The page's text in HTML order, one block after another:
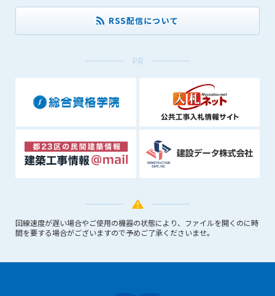
RSS配信について
PR
回線速度が遅い場合やご使用の機器の状態により、ファイルを開くのに時
間を要する場合がございますので予めご了承くださいませ。
廃止を含み)し、本サービスの運営を中止または廃止することが
できるものとします。これに起因する会員または他の第三者が
会員の氏名、住所、性別、年齢、メールアドレスその他本サー
ビスの提供に関連して管理者が知り得た会員の個人情報（以下
個人情報といいます）について、管理者は、以下の各号に該当
する場合を除き、第三者に開示または提供しないものとしま
す。
(1) 会員が、自己の個人情報の開示に事前に同意している場合
(3) 第三者および管理者の権利、財産、安全等を保護するため
(4) 法令等により開示を求められた場合